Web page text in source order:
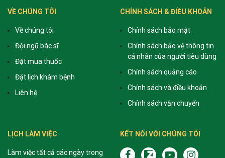
VỀ CHÚNG TÔI
Về chúng tôi
Đội ngũ bác sĩ
Đặt mua thuốc
Đặt lịch khám bệnh
Liên hệ
CHÍNH SÁCH & ĐIỀU KHOẢN
Chính sách bảo mật
Chính sách bảo vệ thông tin
cá nhân của người tiêu dùng
Chính sách quảng cáo
Chính sách và điều khoản
Chính sách vận chuyển
LỊCH LÀM VIỆC
Làm việc tất cả các ngày trong
KẾT NỐI VỚI CHÚNG TÔI